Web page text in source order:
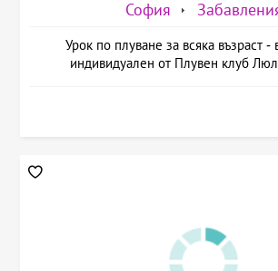
София
Урок по плуване за всяка възраст -
индивидуален от Плувен клуб